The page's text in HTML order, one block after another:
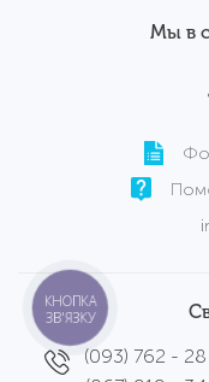
Мы в
(093) 762 -
КНОПКА
ЗВ'ЯЗКУ